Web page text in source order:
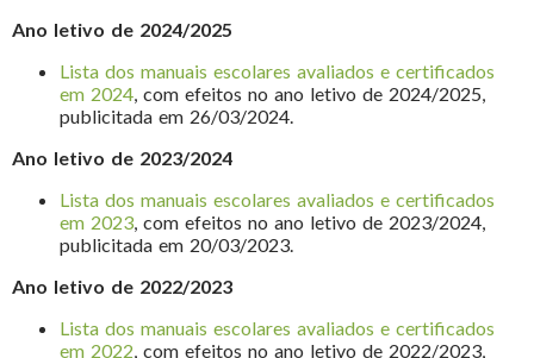
Ano letivo de 2024/2025
Lista dos manuais escolares avaliados e certificados
em 2024, com efeitos no ano letivo de 2024/2025,
publicitada em 26/03/2024.
Ano letivo de 2023/2024
Lista dos manuais escolares avaliados e certificados
em 2023, com efeitos no ano letivo de 2023/2024,
publicitada em 20/03/2023.
Ano letivo de 2022/2023
Lista dos manuais escolares avaliados e certificados
em 2022, com efeitos no ano letivo de 2022/2023,